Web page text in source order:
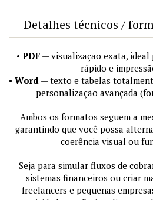
Detalhes técnicos /
• PDF — visualização exata,
rápido e
• Word — texto e tabelas
personalização avançada
Ambos os formatos seguem a
garantindo que você possa
coerência visual ou
Seja para simular fluxos de
sistemas financeiros ou criar
freelancers e pequenas